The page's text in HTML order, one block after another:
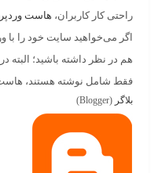
راحتی کار کاربران، هاست
اگر می‌خواهید سایت خود را با
هم در نظر داشته باشید؛
فقط شامل نوشته هستند،
بلاگر (Blogger)